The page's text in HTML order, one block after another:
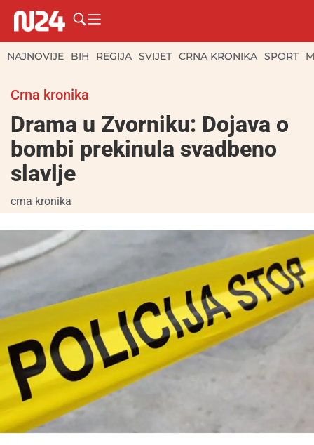
NAJNOVIJE BIH REGIJA SVIJET CRNA KRONIKA SPORT
Crna kronika
Drama u Zvorniku: Dojava o
bombi prekinula svadbeno
slavlje
crna kronika